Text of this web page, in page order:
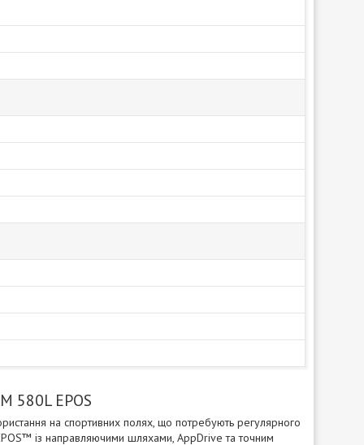
580L EPOS
на спортивних полях, що потребують регулярного
із направляючими шляхами, AppDrive та точним